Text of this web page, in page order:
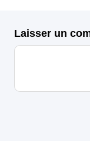
Laisser un